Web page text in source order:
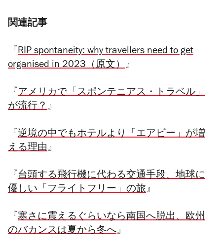
関連記事
『 RIP spontaneity: why travellers need to get
organised in 2023（原文）』
『 アメリカで「スポンテニアス・トラベル」
が流行？』
『 逆境の中でもホテルより「エアビー」が増
える理由』
『 台頭する飛行機に代わる交通手段、地球に
優しい「フライトフリー」の旅』
『 寒さに震えるぐらいなら南国へ脱出、欧州
のバカンスは夏から冬へ』